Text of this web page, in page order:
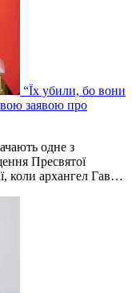
“Їх убили, бо вони
заявою про
одне з
Пресвятої
коли архангел Гав…